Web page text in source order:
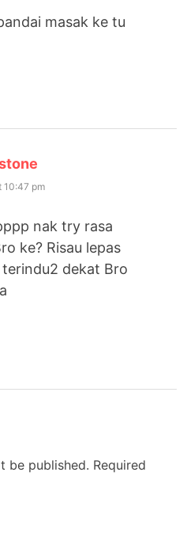
masak ke tu
10:47 pm
nak try rasa
ke? Risau lepas
dekat Bro
be published. Required